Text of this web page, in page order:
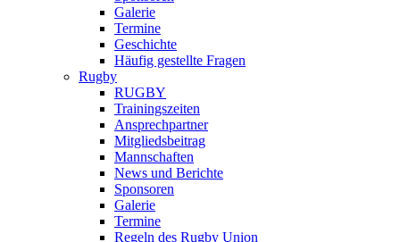
Galerie
Termine
Geschichte
Häufig gestellte Fragen
Rugby
RUGBY
Trainingszeiten
Ansprechpartner
Mitgliedsbeitrag
Mannschaften
News und Berichte
Sponsoren
Galerie
Termine
Regeln des Rugby Union